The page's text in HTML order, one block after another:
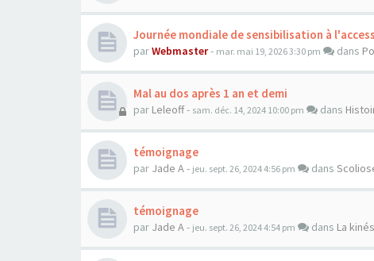
Journée mondiale de sensibilisation à
parWebmaster- mar. mai 19, 2026 3:30 pm dans
Mal au dos après 1 an et demi
par Leleoff- sam. déc. 14, 2024 10:00 pm dans
témoignage
par Jade A- jeu. sept. 26, 2024 4:56 pm dans
témoignage
par Jade A- jeu. sept. 26, 2024 4:54 pm dans La